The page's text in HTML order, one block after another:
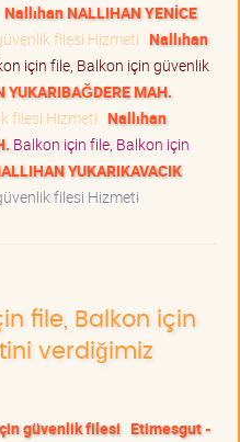
Nallıhan NALLIHAN YENİCE
filesi Hizmeti Nallıhan
için file, Balkon için güvenlik
MAH.
filesi Hizmeti Nallıhan
Balkon için file, Balkon için
YUKARIKAVACIK
filesi Hizmeti
file, Balkon için
verdiğimiz
güvenlik filesi Etimesgut -